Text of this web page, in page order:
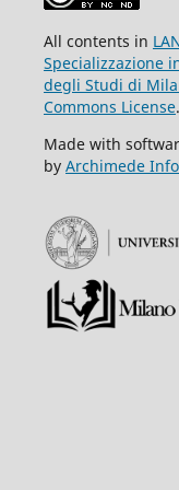
All contents in
Specializzazione
degli Studi di
Commons License.
Made with
by Archimede